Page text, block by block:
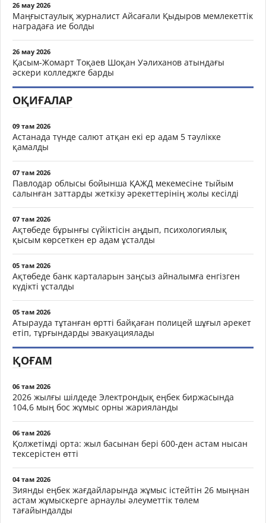
26 мау 2026
Маңғыстаулық журналист Айсағали Қыдыров мемлекеттік
наградаға ие болды
26 мау 2026
Қасым-Жомарт Тоқаев Шоқан Уәлиханов атындағы
әскери колледжге барды
ОҚИҒАЛАР
09 там 2026
Астанада түнде салют атқан екі ер адам 5 тәулікке
қамалды
07 там 2026
Павлодар облысы бойынша ҚАЖД мекемесіне тыйым
салынған заттарды жеткізу әрекеттерінің жолы кесілді
07 там 2026
Ақтөбеде бұрынғы сүйіктісін аңдып, психологиялық
қысым көрсеткен ер адам ұсталды
05 там 2026
Ақтөбеде банк карталарын заңсыз айналымға енгізген
күдікті ұсталды
05 там 2026
Атырауда тұтанған өртті байқаған полицей шұғыл әрекет
етіп, тұрғындарды эвакуациялады
ҚОҒАМ
06 там 2026
2026 жылғы шілдеде Электрондық еңбек биржасында
104,6 мың бос жұмыс орны жарияланды
06 там 2026
Қолжетімді орта: жыл басынан бері 600-ден астам нысан
тексерістен өтті
04 там 2026
Зиянды еңбек жағдайларында жұмыс істейтін 26 мыңнан
астам жұмыскерге арнаулы әлеуметтік төлем
тағайындалды